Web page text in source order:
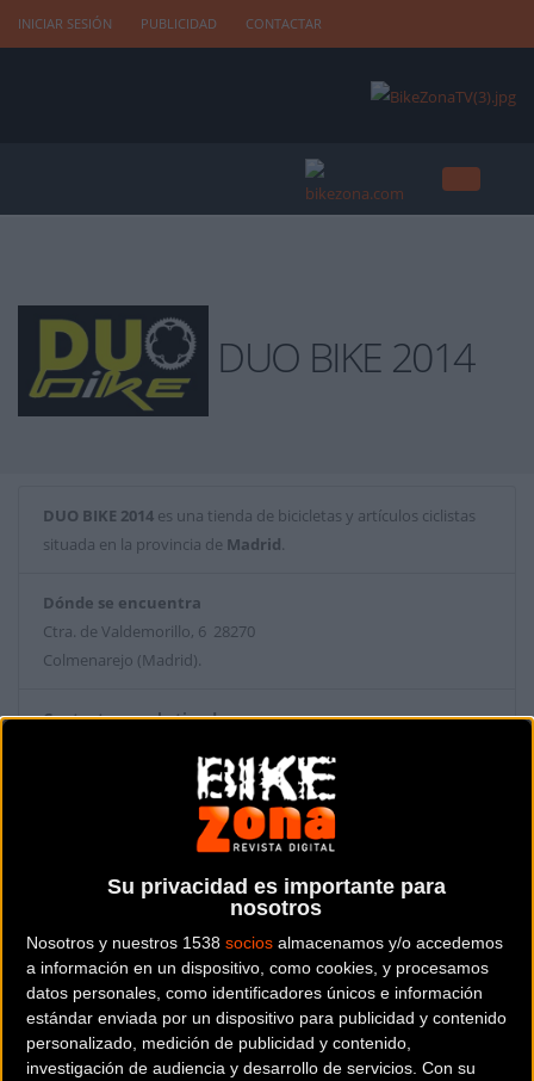
Su privacidad es importante para
nosotros
Nosotros y nuestros 1538 socios almacenamos y/o accedemos
a información en un dispositivo, como cookies, y procesamos
datos personales, como identificadores únicos e información
estándar enviada por un dispositivo para publicidad y contenido
personalizado, medición de publicidad y contenido,
investigación de audiencia y desarrollo de servicios. Con su
INICIAR SESIÓN PUBLICIDAD CONTACTAR
DUO BIKE 2014
DUO BIKE 2014 es una tienda de bicicletas y artículos ciclistas
situada en la provincia de Madrid.
Dónde se encuentra
Ctra. de Valdemorillo, 6 28270
Colmenarejo (Madrid).
Contactar con la tienda
Web y RRSS de la tienda